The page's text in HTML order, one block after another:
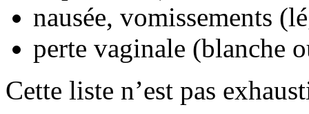
nausée, vomissements
perte vaginale (blanche
Cette liste n’est pas